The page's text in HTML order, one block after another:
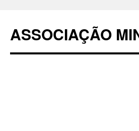
conteúdo
ASSOCIAÇÃO